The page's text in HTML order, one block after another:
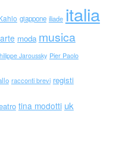
giappone iliade italia
moda musica
Jaroussky Pier Paolo
racconti brevi registi
tina modotti uk